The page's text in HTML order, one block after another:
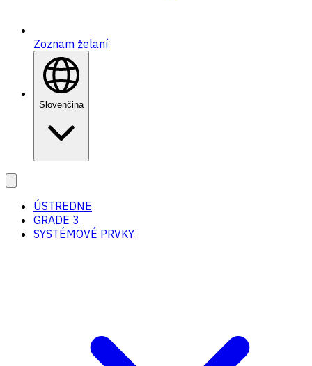
Zoznam želaní
Slovenčina
ÚSTREDNE
GRADE 3
SYSTÉMOVÉ PRVKY